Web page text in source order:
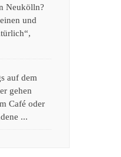
Neukölln?
und
auf dem
gehen
Café oder
...